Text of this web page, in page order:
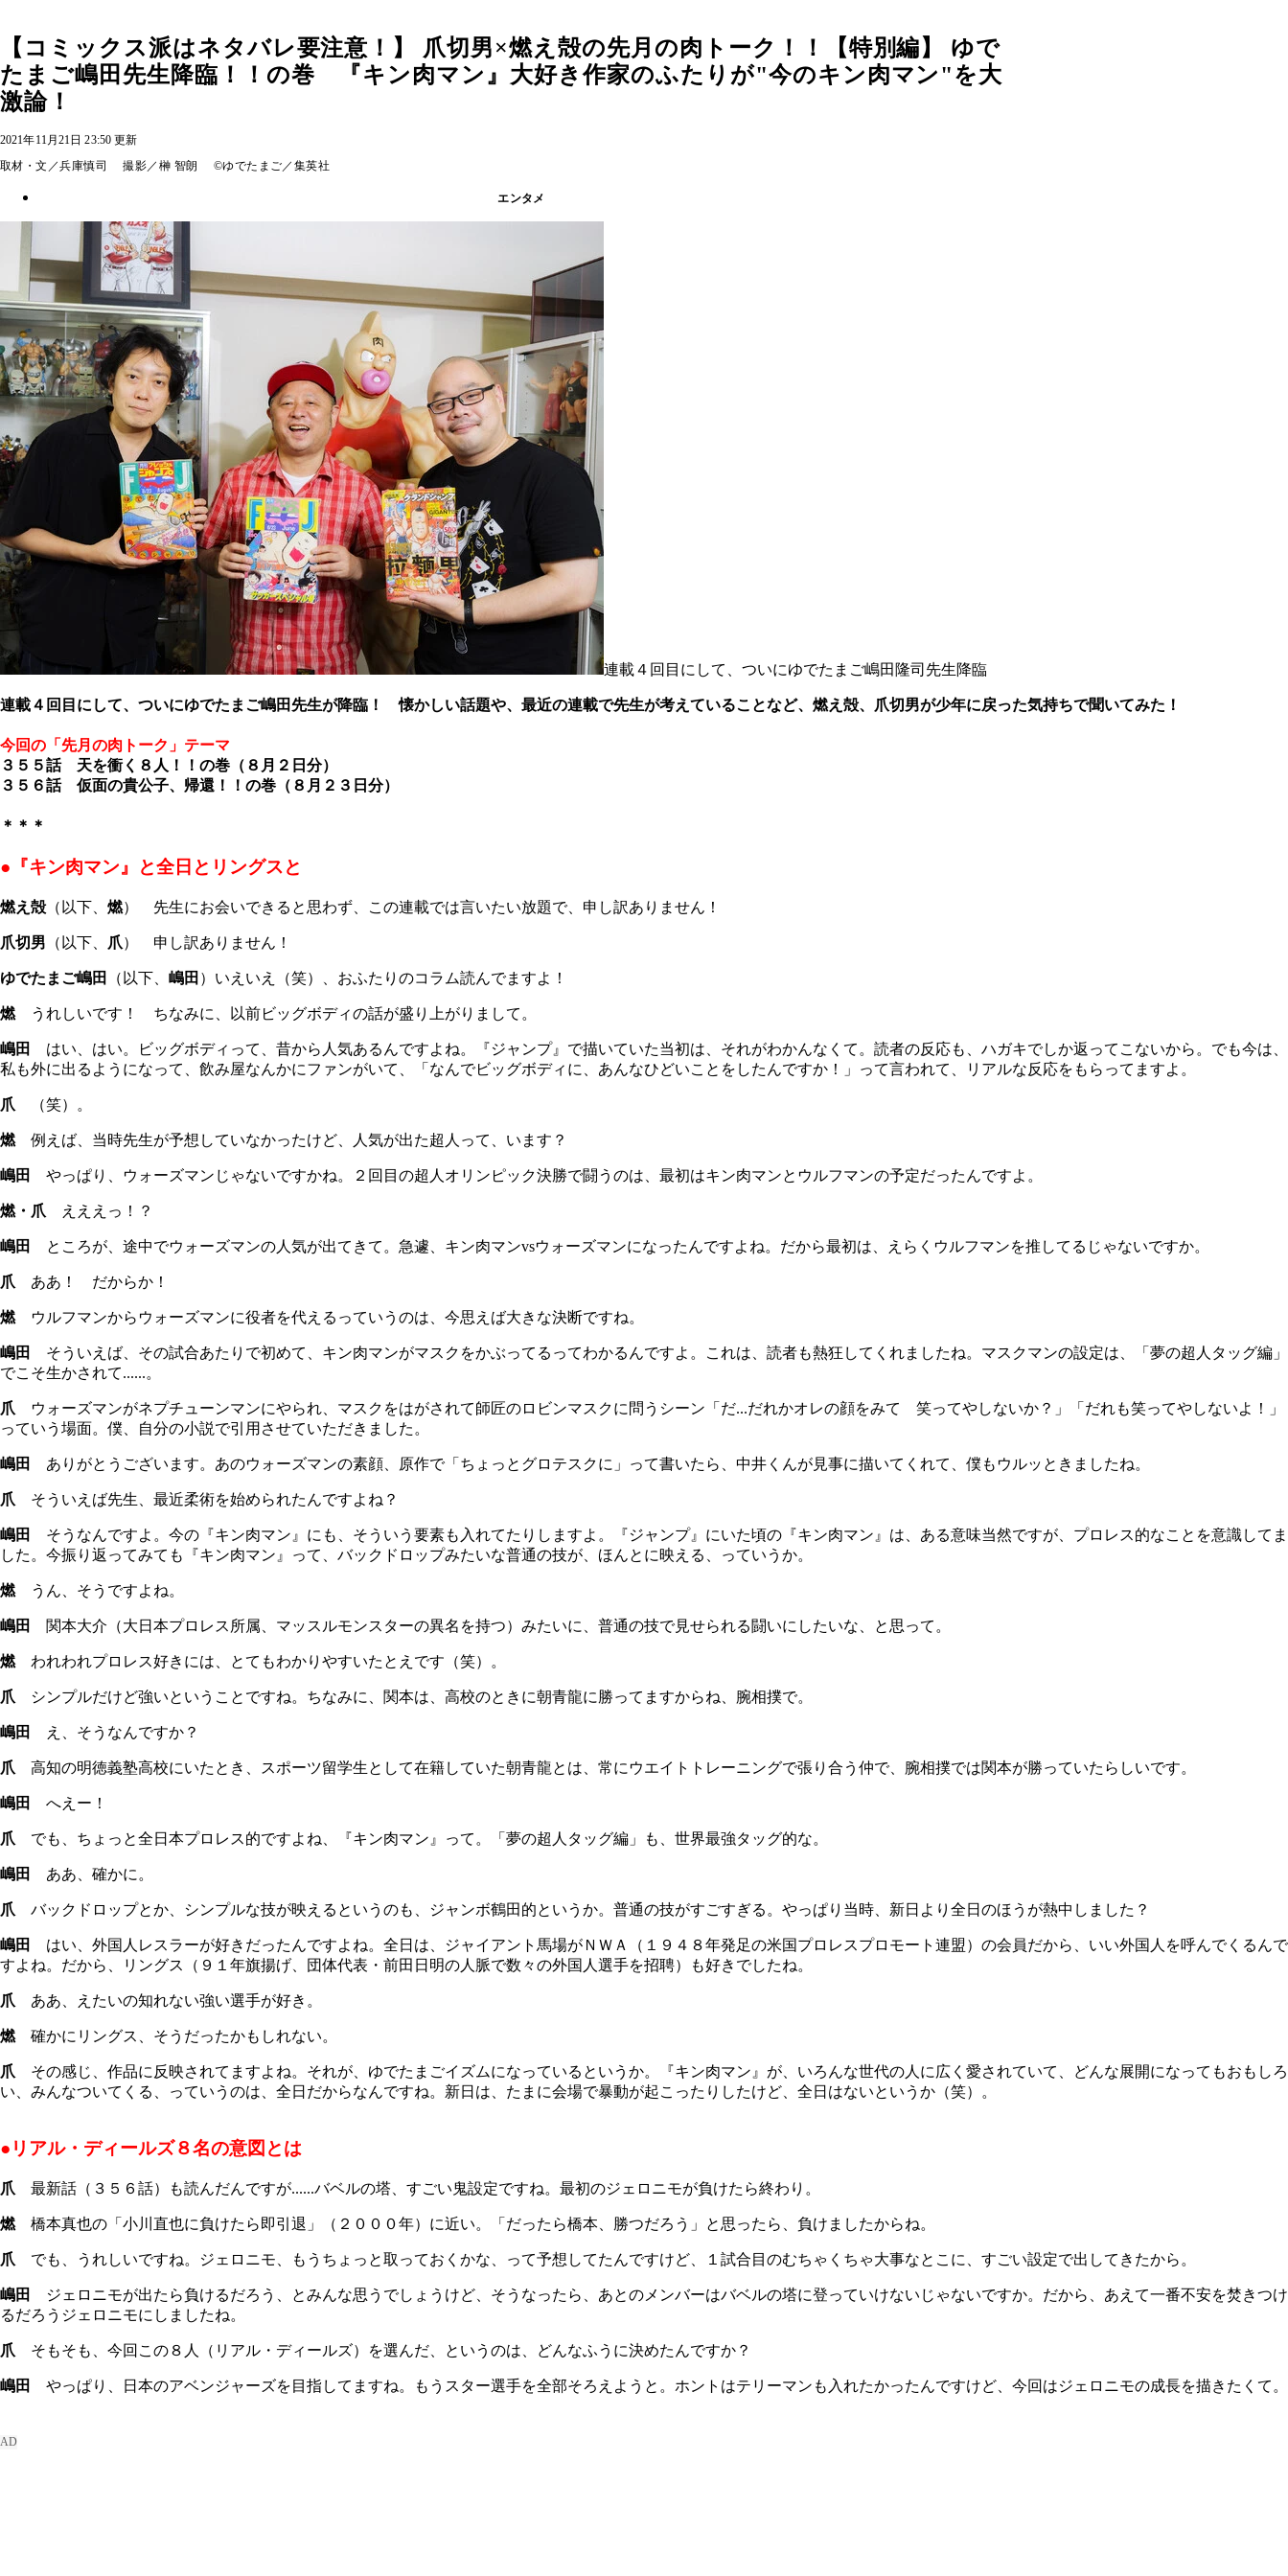
【コミックス派はネタバレ要注意！】 爪切男×燃え殻の先月の肉トーク！！【特別編】 ゆで
たまご嶋田先生降臨！！の巻 『キン肉マン』大好き作家のふたりが"今のキン肉マン"を大
激論！
2021年11月21日 23:50 更新
取材・文／兵庫慎司 撮影／榊 智朗 ©ゆでたまご／集英社
エンタメ
連載４回目にして、ついにゆでたまご嶋田隆司先生降臨
連載４回目にして、ついにゆでたまご嶋田先生が降臨！ 懐かしい話題や、最近の連載で先生が考えていることなど、燃え殻、爪切男が少年に戻った気持ちで聞いてみた！
今回の「先月の肉トーク」テーマ
３５５話 天を衝く８人！！の巻（８月２日分）
３５６話 仮面の貴公子、帰還！！の巻（８月２３日分）
＊＊＊
●『キン肉マン』と全日とリングスと
燃え殻（以下、 燃） 先生にお会いできると思わず、この連載では言いたい放題で、申し訳ありません！
爪切男 （以下、 爪） 申し訳ありません！
ゆでたまご嶋田 （以下、 嶋田 ）いえいえ（笑）、おふたりのコラム読んでますよ！
燃うれしいです！ ちなみに、以前ビッグボディの話が盛り上がりまして。
嶋田
はい、はい。ビッグボディって、昔から人気あるんですよね。『ジャンプ』で描いていた当初は、それがわかんなくて。読者の反応も、ハガキでしか返ってこないから。でも今は、
私も外に出るようになって、飲み屋なんかにファンがいて、「なんでビッグボディに、あんなひどいことをしたんですか！」って言われて、リアルな反応をもらってますよ。
爪 （笑）。
燃例えば、当時先生が予想していなかったけど、人気が出た超人って、います？
嶋田 やっぱり、ウォーズマンじゃないですかね。２回目の超人オリンピック決勝で闘うのは、最初はキン肉マンとウルフマンの予定だったんですよ。
燃・爪 えええっ！？
嶋田 ところが、途中でウォーズマンの人気が出てきて。急遽、キン肉マンvsウォーズマンになったんですよね。だから最初は、えらくウルフマンを推してるじゃないですか。
爪 ああ！ だからか！
燃ウルフマンからウォーズマンに役者を代えるっていうのは、今思えば大きな決断ですね。
嶋田
そういえば、その試合あたりで初めて、キン肉マンがマスクをかぶってるってわかるんですよ。これは、読者も熱狂してくれましたね。マスクマンの設定は、「夢の超人タッグ編」
でこそ生かされて......。
爪 ウォーズマンがネプチューンマンにやられ、マスクをはがされて師匠のロビンマスクに問うシーン「だ...だれかオレの顔をみて 笑ってやしないか？」「だれも笑ってやしないよ！」
っていう場面。僕、自分の小説で引用させていただきました。
嶋田 ありがとうございます。あのウォーズマンの素顔、原作で「ちょっとグロテスクに」って書いたら、中井くんが見事に描いてくれて、僕もウルッときましたね。
爪 そういえば先生、最近柔術を始められたんですよね？
嶋田
そうなんですよ。今の『キン肉マン』にも、そういう要素も入れてたりしますよ。『ジャンプ』にいた頃の『キン肉マン』は、ある意味当然ですが、プロレス的なことを意識してま
した。今振り返ってみても『キン肉マン』って、バックドロップみたいな普通の技が、ほんとに映える、っていうか。
燃うん、そうですよね。
嶋田 関本大介（大日本プロレス所属、マッスルモンスターの異名を持つ）みたいに、普通の技で見せられる闘いにしたいな、と思って。
燃われわれプロレス好きには、とてもわかりやすいたとえです（笑）。
爪 シンプルだけど強いということですね。ちなみに、関本は、高校のときに朝青龍に勝ってますからね、腕相撲で。
嶋田 え、そうなんですか？
爪 高知の明徳義塾高校にいたとき、スポーツ留学生として在籍していた朝青龍とは、常にウエイトトレーニングで張り合う仲で、腕相撲では関本が勝っていたらしいです。
嶋田 へえー！
爪 でも、ちょっと全日本プロレス的ですよね、『キン肉マン』って。「夢の超人タッグ編」も、世界最強タッグ的な。
嶋田 ああ、確かに。
爪 バックドロップとか、シンプルな技が映えるというのも、ジャンボ鶴田的というか。普通の技がすごすぎる。やっぱり当時、新日より全日のほうが熱中しました？
嶋田
はい、外国人レスラーが好きだったんですよね。全日は、ジャイアント馬場がＮＷＡ（１９４８年発足の米国プロレスプロモート連盟）の会員だから、いい外国人を呼んでくるんで
すよね。だから、リングス（９１年旗揚げ、団体代表・前田日明の人脈で数々の外国人選手を招聘）も好きでしたね。
爪 ああ、えたいの知れない強い選手が好き。
燃確かにリングス、そうだったかもしれない。
爪 その感じ、作品に反映されてますよね。それが、ゆでたまごイズムになっているというか。『キン肉マン』が、いろんな世代の人に広く愛されていて、どんな展開になってもおもしろ
い、みんなついてくる、っていうのは、全日だからなんですね。新日は、たまに会場で暴動が起こったりしたけど、全日はないというか（笑）。
●リアル・ディールズ８名の意図とは
爪 最新話（３５６話）も読んだんですが......バベルの塔、すごい鬼設定ですね。最初のジェロニモが負けたら終わり。
燃橋本真也の「小川直也に負けたら即引退」（２０００年）に近い。「だったら橋本、勝つだろう」と思ったら、負けましたからね。
爪 でも、うれしいですね。ジェロニモ、もうちょっと取っておくかな、って予想してたんですけど、１試合目のむちゃくちゃ大事なとこに、すごい設定で出してきたから。
嶋田
ジェロニモが出たら負けるだろう、とみんな思うでしょうけど、そうなったら、あとのメンバーはバベルの塔に登っていけないじゃないですか。だから、あえて一番不安を焚きつけ
るだろうジェロニモにしましたね。
爪 そもそも、今回この８人（リアル・ディールズ）を選んだ、というのは、どんなふうに決めたんですか？
嶋田 やっぱり、日本のアベンジャーズを目指してますね。もうスター選手を全部そろえようと。ホントはテリーマンも入れたかったんですけど、今回はジェロニモの成長を描きたくて。